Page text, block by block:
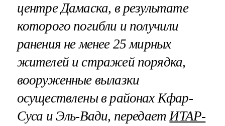
центре Дамаска, в результате
которого погибли и получили
ранения не менее 25 мирных
жителей и стражей порядка,
вооруженные вылазки
осуществлены в районах Кфар-
Суса и Эль-Вади, передаетИТАР-